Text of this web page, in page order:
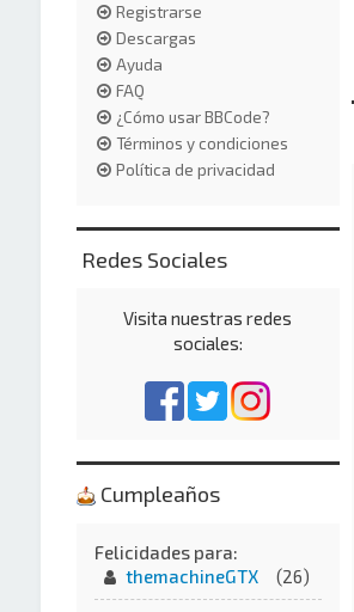
Registrarse
Descargas
Ayuda
FAQ
¿Cómo usar BBCode?
Términos y condiciones
Política de privacidad
Redes Sociales
Visita nuestras redes
sociales:
Cumpleaños
Felicidades para:
themachineGTX
(26)